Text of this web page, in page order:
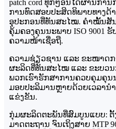
patch cord ທຸກໆອັນໄດ້ຜ່ານກາ
ການທົດສອບປະສິດທິພາບທາງດ້າ
ອຸປະກອນທີ່ທັນສະໄໝ. ຄຳໝັ້ນສັ
ຄຸ້ມຄອງຄຸນນະພາບ ISO 9001
ຄວາມໜ້າເຊື່ອຖື.
ຄວາມຊ່ຽວຊານ ແລະ ຂະໜາດ
ຜະລິດທີ່ທັນສະໄໝ ແລະ ຂະບວ
ພວກເຮົາຮັກສາການຄວບຄຸມຄຸນ
ມອບປະລິມານຫຼາຍດ້ວຍເວລານ
ແຂ່ງຂັນ.
ກຸ່ມຜະລິດຕະພັນທີ່ສົມບູນແບບ: ຕັ້ງ
ມາດຕະຖານ ຈົນເຖິງສາຍ MTP